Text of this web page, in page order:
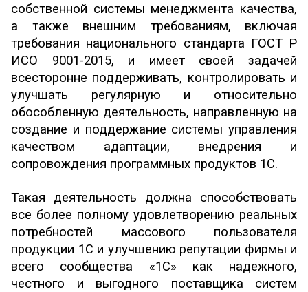
собственной системы менеджмента качества,
а также внешним требованиям, включая
требования национального стандарта ГОСТ Р
ИСО 9001-2015, и имеет своей задачей
всесторонне поддерживать, контролировать и
улучшать регулярную и относительно
обособленную деятельность, направленную на
создание и поддержание системы управления
качеством адаптации, внедрения и
сопровождения программных продуктов 1С.
Такая деятельность должна способствовать
все более полному удовлетворению реальных
потребностей массового пользователя
продукции 1С и улучшению репутации фирмы и
всего сообщества «1С» как надежного,
честного и выгодного поставщика систем